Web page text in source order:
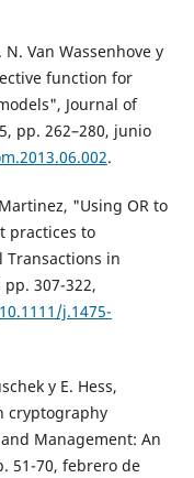
N. Van Wassenhove y
function for
Journal of
pp. 262–280, junio
.
"Using OR to
practices to
in
307-322,
j.1475-
y E. Hess,
cryptography
Management: An
51-70, febrero de